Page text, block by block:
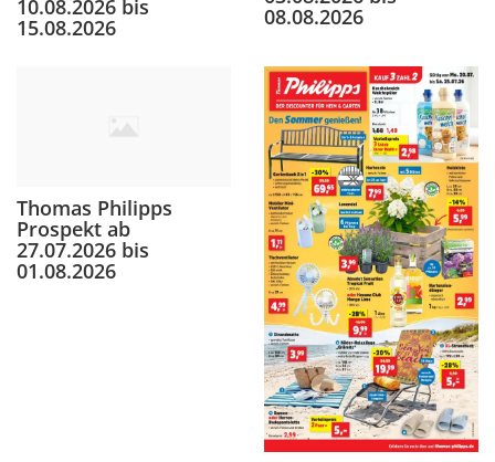
10.08.2026 bis
15.08.2026 08.08.2026
Thomas Philipps
Prospekt ab
27.07.2026 bis
01.08.2026